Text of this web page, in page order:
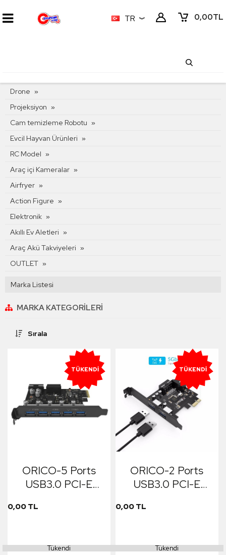
0,00TL
TR
Drone
Projeksiyon
Cam temizleme Robotu
Evcil Hayvan Ürünleri
RC Model
Araç içi Kameralar
Airfryer
Action Figure
Elektronik
Akıllı Ev Aletleri
Araç Akü Takviyeleri
OUTLET
Marka Listesi
MARKA KATEGORILERI
Sırala
TÜKENDI
ORICO-5 Ports
USB3.0 PCI-E
with Dual Chip
0,00 TL
Tükendi
TÜKENDI
ORICO-2 Ports
USB3.0 PCI-E
with 1 * 19 Pin Slot
0,00 TL
Tükendi